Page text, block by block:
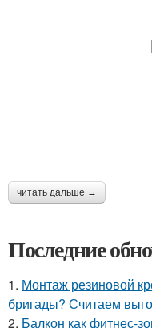
читать дальше →
Последние
1. Монтаж резиновой
бригады? Считаем
2. Балкон как фитнес-